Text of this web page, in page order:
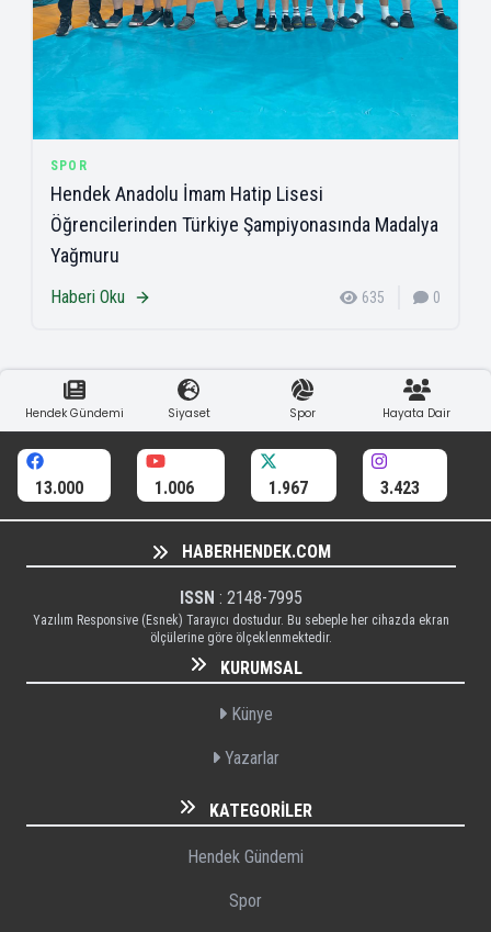
SPOR
Hendek Anadolu İmam Hatip Lisesi
Öğrencilerinden Türkiye Şampiyonasında Madalya
Yağmuru
Haberi Oku 635 0
Hendek Gündemi Siyaset Spor Hayata Dair
13.000 1.006 1.967 3.423
HABERHENDEK.COM
ISSN : 2148-7995
Yazılım Responsive (Esnek) Tarayıcı dostudur. Bu sebeple her cihazda ekran
ölçülerine göre ölçeklenmektedir.
KURUMSAL
Künye
Yazarlar
KATEGORILER
Hendek Gündemi
Spor